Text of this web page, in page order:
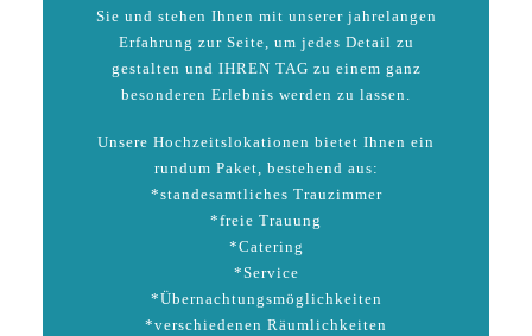
Sie und stehen Ihnen mit unserer jahrelangen
Erfahrung zur Seite, um jedes Detail zu
gestalten und IHREN TAG zu einem ganz
besonderen Erlebnis werden zu lassen.
Unsere Hochzeitslokationen bietet Ihnen ein
rundum Paket, bestehend aus:
*standesamtliches Trauzimmer
*freie Trauung
*Catering
*Service
*Übernachtungsmöglichkeiten
*verschiedenen Räumlichkeiten